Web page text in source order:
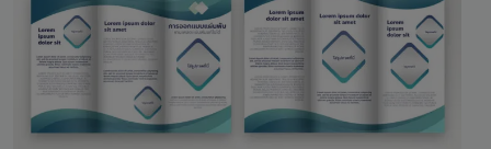
View Details
0 Sale